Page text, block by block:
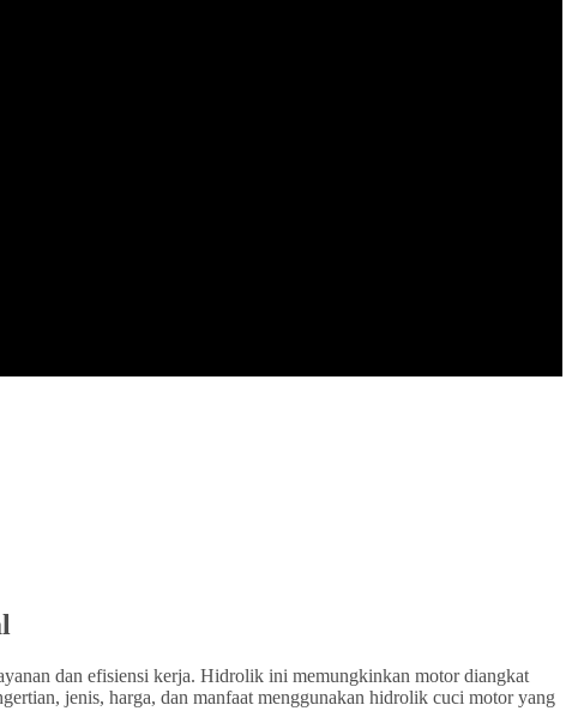
dan efisiensi kerja. Hidrolik ini memungkinkan motor diangkat
jenis, harga, dan manfaat menggunakan hidrolik cuci motor yang